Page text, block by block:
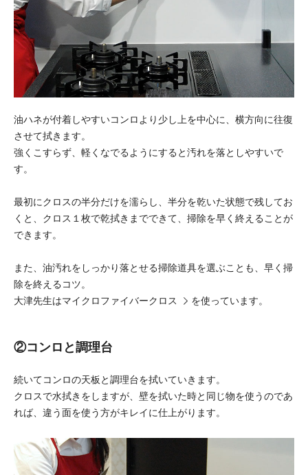
油ハネが付着しやすいコンロより少し上を中心に、横方向に往復
させて拭きます。
強くこすらず、軽くなでるようにすると汚れを落としやすいで
す。
最初にクロスの半分だけを濡らし、半分を乾いた状態で残してお
くと、クロス１枚で乾拭きまでできて、掃除を早く終えることが
できます。
また、油汚れをしっかり落とせる掃除道具を選ぶことも、早く掃
除を終えるコツ。
大津先生はマイクロファイバークロス を使っています。
②コンロと調理台
続いてコンロの天板と調理台を拭いていきます。
クロスで水拭きをしますが、壁を拭いた時と同じ物を使うのであ
れば、違う面を使う方がキレイに仕上がります。